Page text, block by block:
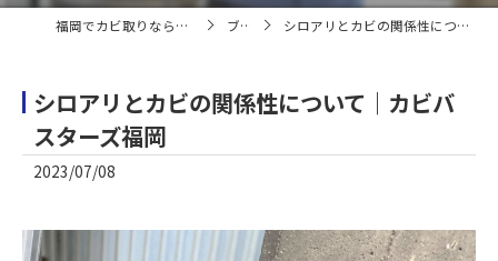
福岡でカビ取りならカビバスターズ福岡 ブログ シロアリとカビの関係性について｜カビバスターズ福岡
シロアリとカビの関係性について｜カビバ
スターズ福岡
2023/07/08